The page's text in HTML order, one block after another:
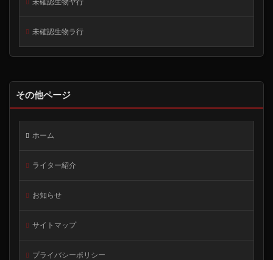
未確認生物ラ行
その他ページ
ホーム
ライター紹介
お知らせ
サイトマップ
プライバシーポリシー